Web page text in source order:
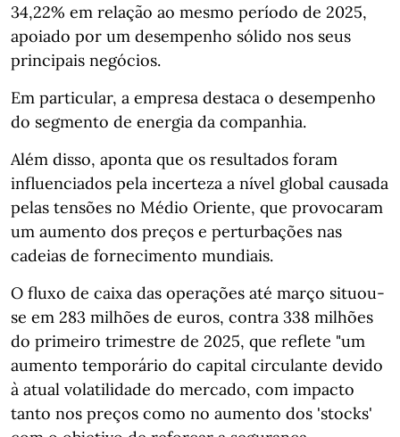
34,22% em relação ao mesmo período de 2025,
apoiado por um desempenho sólido nos seus
principais negócios.
Em particular, a empresa destaca o desempenho
do segmento de energia da companhia.
Além disso, aponta que os resultados foram
influenciados pela incerteza a nível global causada
pelas tensões no Médio Oriente, que provocaram
um aumento dos preços e perturbações nas
cadeias de fornecimento mundiais.
O fluxo de caixa das operações até março situou-
se em 283 milhões de euros, contra 338 milhões
do primeiro trimestre de 2025, que reflete "um
aumento temporário do capital circulante devido
à atual volatilidade do mercado, com impacto
tanto nos preços como no aumento dos 'stocks'